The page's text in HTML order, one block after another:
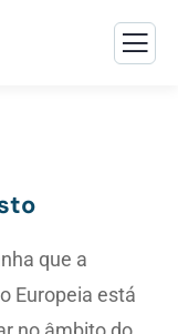
que a
Europeia está